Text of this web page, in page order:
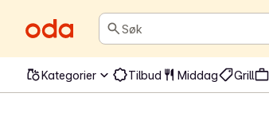
Søk
Kategorier Tilbud Middag Grill